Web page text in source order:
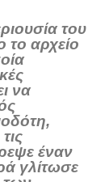
του
το αρχείο
να
έναν
γλίτωσε